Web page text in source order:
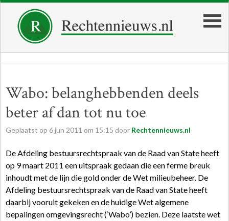
Wabo: belanghebbenden deels
beter af dan tot nu toe
Geplaatst op 6jun 2011 om 15:15 door Rechtennieuws.nl
De Afdeling bestuursrechtspraak van de Raad van State heeft
op 9 maart 2011 een uitspraak gedaan die een ferme breuk
inhoudt met de lijn die gold onder de Wet milieubeheer. De
Afdeling bestuursrechtspraak van de Raad van State heeft
daarbij vooruit gekeken en de huidige Wet algemene
bepalingen omgevingsrecht (‘Wabo’) bezien. Deze laatste wet